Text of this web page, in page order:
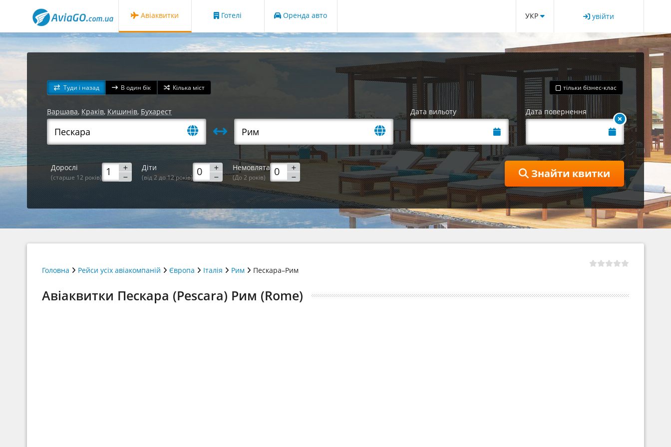
Авіаквитки Готелі Оренда авто УКР увійти
Туди і назад В один бік Кілька міст тільки бізнес-клас
Варшава, Краків, Кишинів, Бухарест Дата вильоту Дата повернення
Дорослі
(старше 12 років)
Діти
(від 2 до 12 років)
Немовлята
(До 2 років) Знайти квитки
Головна Рейси усіх авіакомпаній Європа Італія Рим Пескара–Рим
Авіаквитки Пескара (Pescara) Рим (Rome)